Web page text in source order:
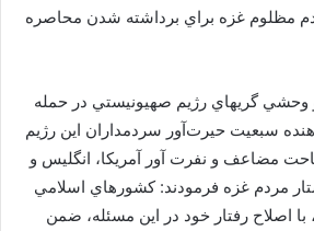
مظلوم غزه براي برداشته شدن محاصره
وحشي گريهاي رژيم صهيونيستي در حمله
سبعيت حيرت‌آور سردمداران اين رژيم
مضاعف و نفرت آور آمريكا، انگليس و
مردم غزه فرمودند: كشورهاي اسلامي
اصلاح رفتار خود در اين مسئله، ضمن